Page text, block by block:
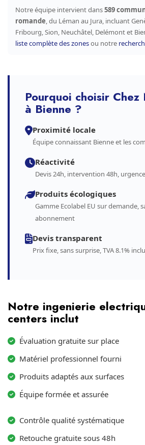
Notre équipe intervient dans589
romande, du Léman au Jura, incluant
Fribourg, Sion, Neuchâtel, Delémont et
liste complète des zonesou notre
Pourquoi choisir Chez
à Bienne ?
Proximité locale
Équipe connaissant Bienne et les
Réactivité
Devis 24h, intervention 48h,
Produits écologiques
Gamme Ecolabel EU sur demande,
abonnement
Devis transparent
Prix fixe, sans surprise, TVA 8.1%
Notre ingenierie
centers inclut
Évaluation gratuite sur place
Matériel professionnel fourni
Produits adaptés aux surfaces
Équipe formée et assurée
Contrôle qualité systématique
Retouche gratuite sous 48h